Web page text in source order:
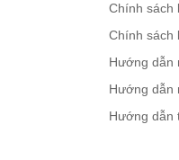
Là công
điểm truy
mọi lúc.
Chính sách
Chính sách
Hướng dẫn
Hướng dẫn
Hướng dẫn